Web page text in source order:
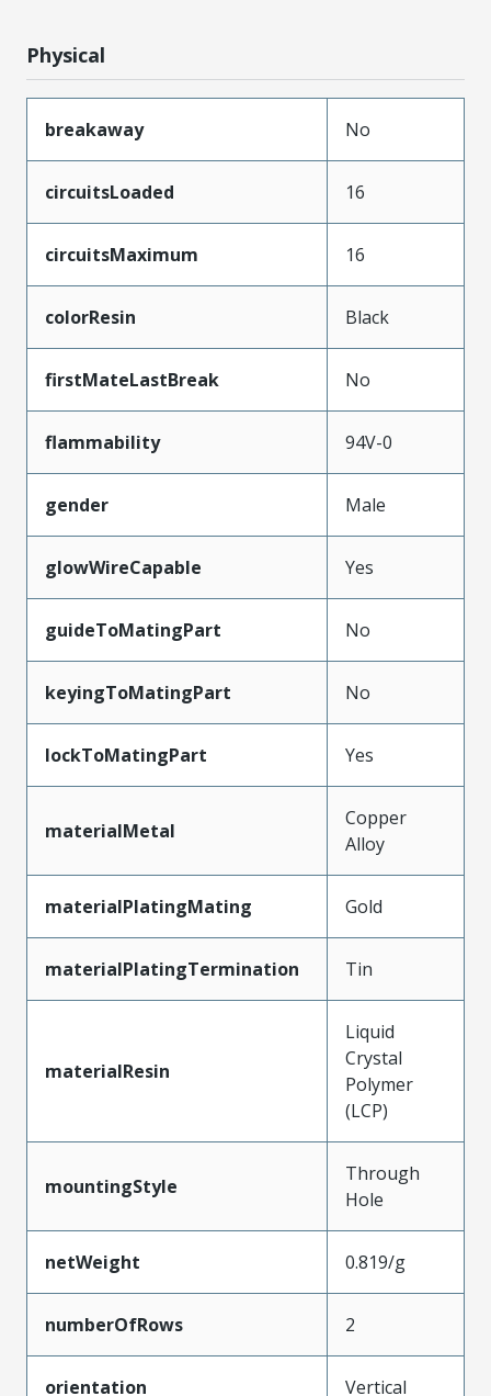
Physical
breakaway No
circuitsLoaded 16
circuitsMaximum 16
colorResin Black
firstMateLastBreak No
flammability 94V-0
gender Male
glowWireCapable Yes
guideToMatingPart No
keyingToMatingPart No
lockToMatingPart Yes
materialMetal
Copper
Alloy
materialPlatingMating Gold
materialPlatingTermination Tin
materialResin
Liquid
Crystal
Polymer
(LCP)
mountingStyle
Through
Hole
netWeight 0.819/g
numberOfRows 2
orientation Vertical